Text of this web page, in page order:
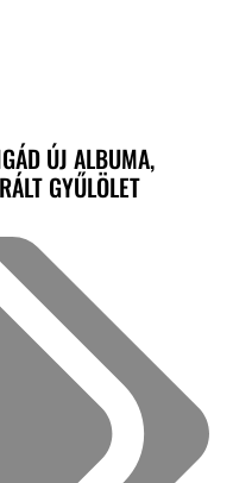
ÚJ ALBUMA,
GYŰLÖLET